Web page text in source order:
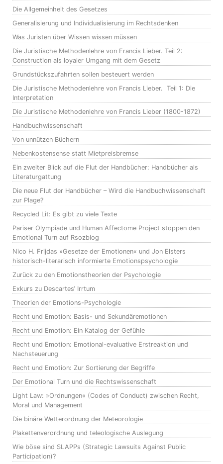
Die Allgemeinheit des Gesetzes
Generalisierung und Individualisierung im Rechtsdenken
Was Juristen über Wissen wissen müssen
Die Juristische Methodenlehre von Francis Lieber. Teil 2:
Construction als loyaler Umgang mit dem Gesetz
Grundstückszufahrten sollen besteuert werden
Die Juristische Methodenlehre von Francis Lieber. Teil 1: Die
Interpretation
Die Juristische Methodenlehre von Francis Lieber (1800-1872)
Handbuchwissenschaft
Von unnützen Büchern
Nebenkostensense statt Mietpreisbremse
Ein zweiter Blick auf die Flut der Handbücher: Handbücher als
Literaturgattung
Die neue Flut der Handbücher – Wird die Handbuchwissenschaft
zur Plage?
Recycled Lit: Es gibt zu viele Texte
Pariser Olympiade und Human Affectome Project stoppen den
Emotional Turn auf Rsozblog
Nico H. Frijdas »Gesetze der Emotionen« und Jon Elsters
historisch-literarisch informierte Emotionspsychologie
Zurück zu den Emotionstheorien der Psychologie
Exkurs zu Descartes‘ Irrtum
Theorien der Emotions-Psychologie
Recht und Emotion: Basis- und Sekundäremotionen
Recht und Emotion: Ein Katalog der Gefühle
Recht und Emotion: Emotional-evaluative Erstreaktion und
Nachsteuerung
Recht und Emotion: Zur Sortierung der Begriffe
Der Emotional Turn und die Rechtswissenschaft
Light Law: »Ordnungen« (Codes of Conduct) zwischen Recht,
Moral und Management
Die binäre Wetterordnung der Meteorologie
Plakettenverordnung und teleologische Auslegung
Wie böse sind SLAPPs (Strategic Lawsuits Against Public
Participation)?